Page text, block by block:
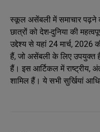
स्कूल असेंबली में समाचार पढ़ने
छात्रों को देश-दुनिया की
उद्देश्य से यहां 24 मार्च, 2026
हैं, जो असेंबली के लिए उपयुक्त
हैं। इस आर्टिकल में राष्ट्रीय,
शामिल हैं। ये सभी सुर्खियां